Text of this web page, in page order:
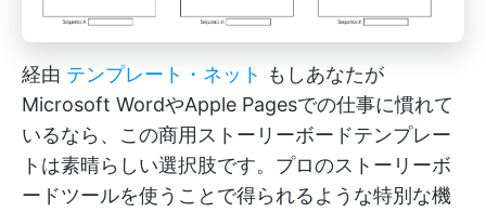
経由 テンプレート・ネット もしあなたが
Microsoft WordやApple Pagesでの仕事に慣れて
いるなら、この商用ストーリーボードテンプレー
トは素晴らしい選択肢です。プロのストーリーボ
ードツールを使うことで得られるような特別な機